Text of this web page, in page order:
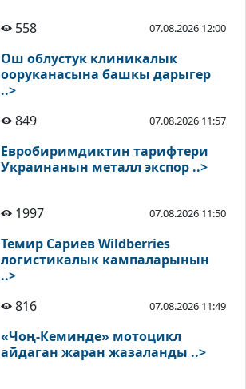
558 07.08.2026 12:00
Ош облустук клиникалык
ооруканасына башкы дарыгер
..>
849
07.08.2026 11:57
Евробиримдиктин тарифтери
Украинанын металл экспор ..>
1997 07.08.2026 11:50
Темир Сариев Wildberries
логистикалык кампаларынын
..>
816
07.08.2026 11:49
«Чоң-Кеминде» мотоцикл
айдаган жаран жазаланды ..>